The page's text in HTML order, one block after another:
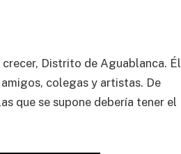
Distrito de Aguablanca. Él
colegas y artistas. De
que se supone debería tener el